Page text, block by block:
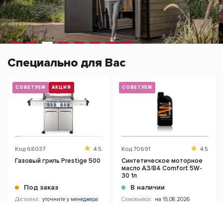
Специально для Вас
СОВЕТУЕМ АКЦИЯ
Код 68037 4.5
Газовый гриль Prestige 500
Под заказ
Доставка: уточните у менеджера
СОВЕТУЕМ
Код 70691 4.5
Синтетическое моторное
масло A3/B4 Comfort 5W-
30 1л
В наличии
Самовывоз: на 15.08.2026